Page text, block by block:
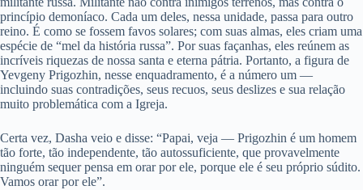
princípio demoníaco. Cada um deles, nessa unidade, passa para outro
reino. É como se fossem favos solares; com suas almas, eles criam uma
espécie de “mel da história russa”. Por suas façanhas, eles reúnem as
incríveis riquezas de nossa santa e eterna pátria. Portanto, a figura de
Yevgeny Prigozhin, nesse enquadramento, é a número um —
incluindo suas contradições, seus recuos, seus deslizes e sua relação
muito problemática com a Igreja.
Certa vez, Dasha veio e disse: “Papai, veja — Prigozhin é um homem
tão forte, tão independente, tão autossuficiente, que provavelmente
ninguém sequer pensa em orar por ele, porque ele é seu próprio súdito.
Vamos orar por ele”.